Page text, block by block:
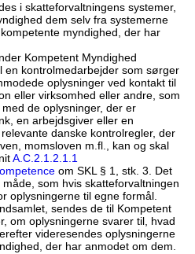
i skatteforvaltningens systemer,
dem selv fra systemerne
myndighed, der har
Kompetent Myndighed
en kontrolmedarbejder som sørger
oplysninger ved kontakt til
eller virksomhed eller andre, som
de oplysninger, der er
en arbejdsgiver eller en
danske kontrolregler, der
momsloven m.fl., kan og skal
A.C.2.1.2.1.1
om SKL § 1, stk. 3. Det
som hvis skatteforvaltningen
oplysningerne til egne formål.
sendes de til Kompetent
om oplysningerne svarer til, hvad
videresendes oplysningerne
der har anmodet om dem.